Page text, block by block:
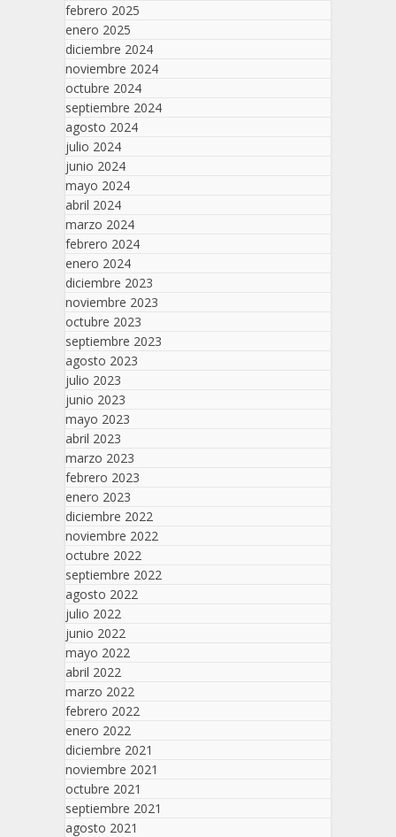
febrero 2025
enero 2025
diciembre 2024
noviembre 2024
octubre 2024
septiembre 2024
agosto 2024
julio 2024
junio 2024
mayo 2024
abril 2024
marzo 2024
febrero 2024
enero 2024
diciembre 2023
noviembre 2023
octubre 2023
septiembre 2023
agosto 2023
julio 2023
junio 2023
mayo 2023
abril 2023
marzo 2023
febrero 2023
enero 2023
diciembre 2022
noviembre 2022
octubre 2022
septiembre 2022
agosto 2022
julio 2022
junio 2022
mayo 2022
abril 2022
marzo 2022
febrero 2022
enero 2022
diciembre 2021
noviembre 2021
octubre 2021
septiembre 2021
agosto 2021